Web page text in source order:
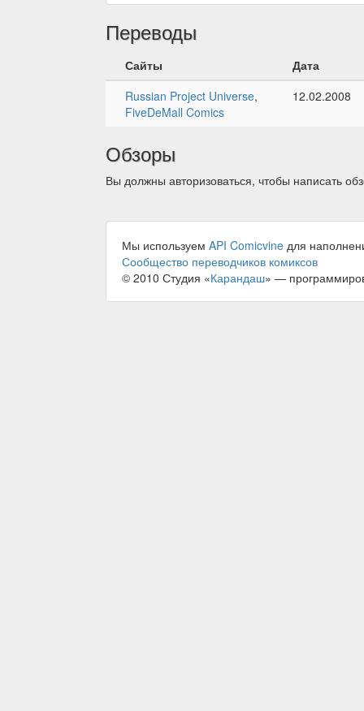
Переводы
Сайты
Дата
Russian Project Universe,
FiveDeMall Comics
12.02.2008
Обзоры
Вы должны авторизоваться, чтобы написать
Мы используем API Comicvine для
Сообщество переводчиков комиксов
© 2010 Студия «Карандаш» —